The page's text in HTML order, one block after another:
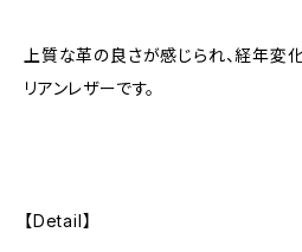
上質な革の良さが感じられ、経年変
リアンレザーです。
【Detail】